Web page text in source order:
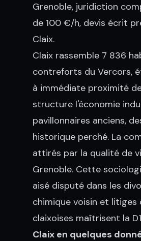
Grenoble, juridiction
de 100 €/h, devis écrit
Claix.
Claix rassemble 7 836
contreforts du Vercors,
à immédiate proximité
structure l'économie
pavillonnaires anciens,
historique perché. La
attirés par la qualité de
Grenoble. Cette
aisé disputé dans les
chimique voisin et litiges
claixoises maîtrisent la
Claix en quelques